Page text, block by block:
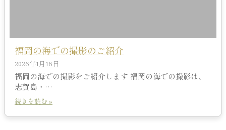
福岡の海での撮影のご紹介
2026年1月16日
福岡の海での撮影をご紹介します 福岡の海での撮影は、
志賀島・…
続きを読む »